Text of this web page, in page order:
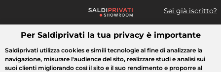
Sei già iscritto?
Cosa cerchi?
Tutte le vendite Moda Casa Bellezza Elettrodomestici
Per Saldiprivati la tua privacy è importante
Saldiprivati utilizza cookies e simili tecnologie al fine di analizzare la
navigazione, misurare l'audience del sito, realizzare studi e analisi sui
suoi clienti migliorando così il sito e il suo rendimento e proporre al